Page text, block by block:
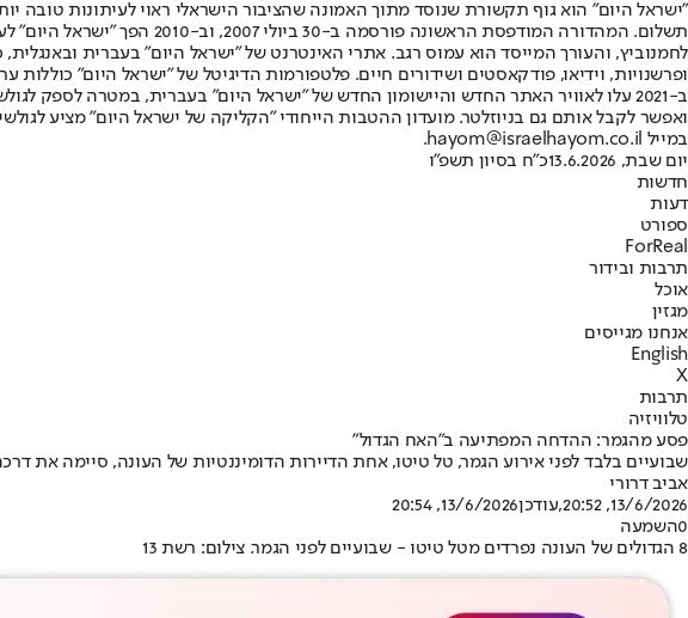
"ישראל היום" הוא גוף תקשורת שנוסד מתוך האמונה שהציבור הישראלי ראוי לעיתונות טובה
תשלום. המהדורה המודפסת
ופרשנויות, וידיאו, פודקאסטים ושידורים חיים. פלטפורמות הדיגיטל של "ישראל היום" כוללות
ב-2021 עלו לאוויר האתר החדש והיישומון החדש של "ישראל היום" בעברית, במטרה
ואפשר לקבל אותם גם בניוזלטר. מועדון ההטבות הייחודי "הקליקה של ישראל היום" מציע
במייל hayom@israelhayom.co.il.
יום שבת, 13.6.2026
כ"ח בסיון תשפ"ו
חדשות
דעות
ספורט
ForReal
תרבות ובידור
אוכל
מגזין
אנחנו מגייסים
English
X
תרבות
טלוויזיה
פסע מהגמר: ההדחה המפתיעה ב"האח הגדול"
שבועיים בלבד לפני אירוע הגמר, טל טיטו, אחת הדיירות הדומיננטיות של העונה, סיימה את
אביב דרורי
13/6/2026, 20:52
,עודכן13/6/2026, 20:54
0השמעה
8 הגדולים של העונה נפרדים מטל טיטו - שבועיים לפני הגמר. צילום: רשת 13